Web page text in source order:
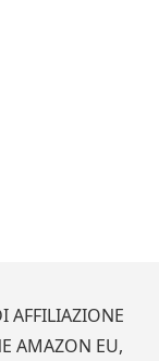
AFFILIAZIONE
AMAZON EU,